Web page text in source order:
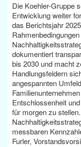
Die Koehler-Gruppe
Entwicklung weiter
das Berichtsjahr
dokumentiert
bis 2030 und macht
Handlungsfeldern
angespannten
Entschlossenheit
für morgen zu
messbaren
Furler,